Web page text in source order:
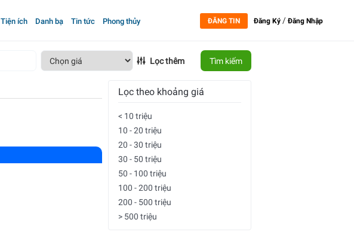
Tiện ích Danh bạ Tin tức Phong thủy ĐĂNG TIN Đăng Ký /Đăng Nhập
Lọc thêm Tìm kiếm
Lọc theo khoảng giá
< 10 triệu
10 - 20 triệu
20 - 30 triệu
30 - 50 triệu
50 - 100 triệu
100 - 200 triệu
200 - 500 triệu
> 500 triệu